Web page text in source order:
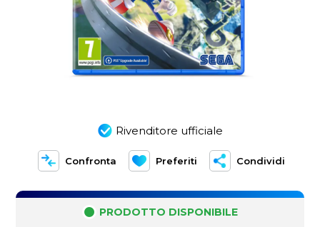
Rivenditore ufficiale
Confronta Preferiti Condividi
PRODOTTO DISPONIBILE